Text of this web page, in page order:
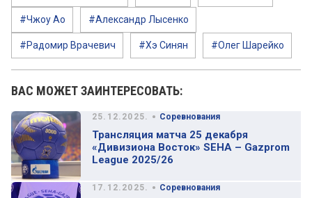
#Чжоу Ао #Александр Лысенко
#Радомир Врачевич #Хэ Синян #Олег Шарейко
ВАС МОЖЕТ ЗАИНТЕРЕСОВАТЬ:
25.12.2025. • Соревнования
Трансляция матча 25 декабря
«Дивизиона Восток» SEHA – Gazprom
League 2025/26
17.12.2025. • Соревнования